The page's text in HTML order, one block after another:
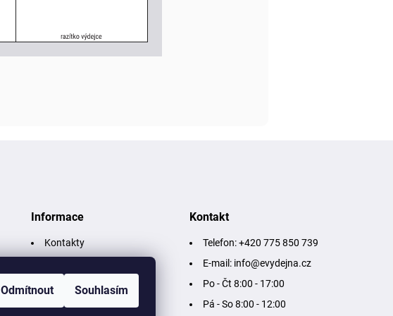
Odmítnout Souhlasím
Informace
Kontakty
Kontakt
Telefon: +420 775 850 739
E-mail: info@evydejna.cz
Po - Čt 8:00 - 17:00
Pá - So 8:00 - 12:00